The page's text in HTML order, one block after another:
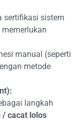
sertifikasi sistem
memerlukan
manual (seperti
metode
langkah
/ cacat lolos